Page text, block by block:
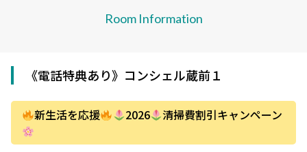
Room Information
《電話特典あり》コンシェル蔵前１
新生活を応援 2026 清掃費割引キャンペーン